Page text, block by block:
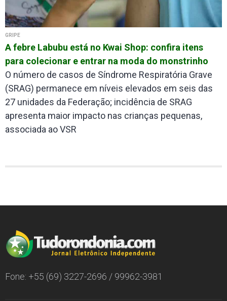
GRIPE
A febre Labubu está no Kwai Shop: confira itens
para colecionar e entrar na moda do monstrinho
O número de casos de Síndrome Respiratória Grave
(SRAG) permanece em níveis elevados em seis das
27 unidades da Federação; incidência de SRAG
apresenta maior impacto nas crianças pequenas,
associada ao VSR
Fone: +55 (69) 3227-2696 / 99962-3981